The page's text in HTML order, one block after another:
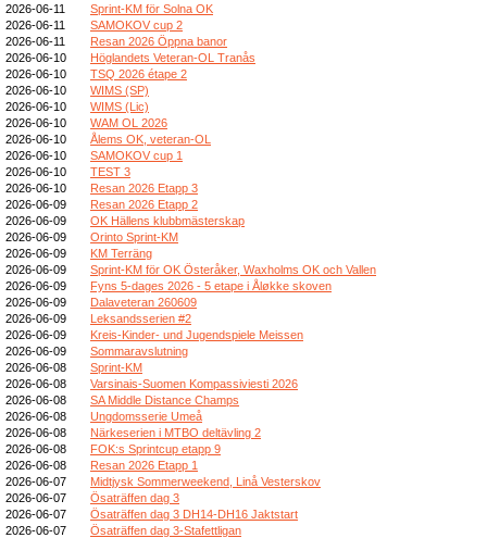
2026-06-11
Sprint-KM för Solna OK
2026-06-11
SAMOKOV cup 2
2026-06-11
Resan 2026 Öppna banor
2026-06-10
Höglandets Veteran-OL Tranås
2026-06-10
TSQ 2026 étape 2
2026-06-10
WIMS (SP)
2026-06-10
WIMS (Lic)
2026-06-10
WAM OL 2026
2026-06-10
Ålems OK, veteran-OL
2026-06-10
SAMOKOV cup 1
2026-06-10
TEST 3
2026-06-10
Resan 2026 Etapp 3
2026-06-09
Resan 2026 Etapp 2
2026-06-09
OK Hällens klubbmästerskap
2026-06-09
Orinto Sprint-KM
2026-06-09
KM Terräng
2026-06-09
Sprint-KM för OK Österåker, Waxholms OK och Vallen
2026-06-09
Fyns 5-dages 2026 - 5 etape i Åløkke skoven
2026-06-09
Dalaveteran 260609
2026-06-09
Leksandsserien #2
2026-06-09
Kreis-Kinder- und Jugendspiele Meissen
2026-06-09
Sommaravslutning
2026-06-08
Sprint-KM
2026-06-08
Varsinais-Suomen Kompassiviesti 2026
2026-06-08
SA Middle Distance Champs
2026-06-08
Ungdomsserie Umeå
2026-06-08
Närkeserien i MTBO deltävling 2
2026-06-08
FOK:s Sprintcup etapp 9
2026-06-08
Resan 2026 Etapp 1
2026-06-07
Midtjysk Sommerweekend, Linå Vesterskov
2026-06-07
Ösaträffen dag 3
2026-06-07
Ösaträffen dag 3 DH14-DH16 Jaktstart
2026-06-07
Ösaträffen dag 3-Stafettligan